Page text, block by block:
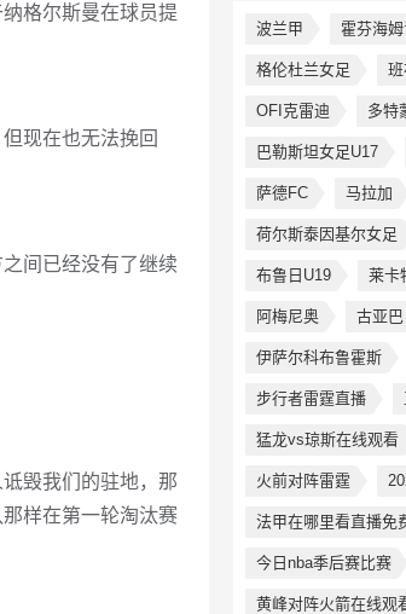
格尔斯曼在球员提
现在也无法挽回
间已经没有了继续
毁我们的驻地，那
样在第一轮淘汰赛
波兰甲 霍芬海
格伦杜兰女足 班
OFI克雷迪 多特
巴勒斯坦女足U17
萨德FC 马拉加
荷尔斯泰因基尔女足
布鲁日U19 莱卡
阿梅尼奥 古亚巴
伊萨尔科布鲁霍斯
步行者雷霆直播
猛龙vs琼斯在线观看
火前对阵雷霆
法甲在哪里看直播免
今日nba季后赛比赛
黄峰对阵火箭在线观